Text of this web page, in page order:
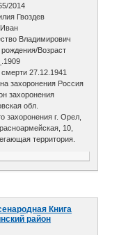
2014
Гвоздев
Владимирович
рождения/Возраст
смерти 27.12.1941
захоронения Россия
захоронения
обл.
захоронения г. Орел,
10,
территория.
Книга
район